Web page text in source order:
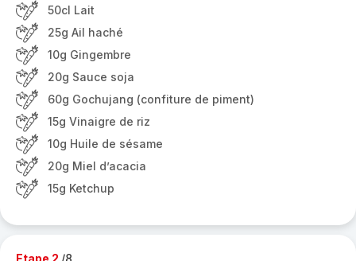
50cl Lait
25g Ail haché
10g Gingembre
20g Sauce soja
60g Gochujang (confiture de piment)
15g Vinaigre de riz
10g Huile de sésame
20g Miel d’acacia
15g Ketchup
Etape 2 /8